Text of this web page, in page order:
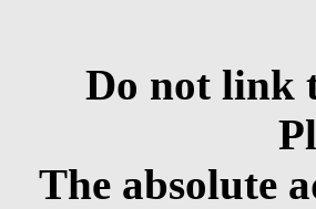
Do not link
The absolute